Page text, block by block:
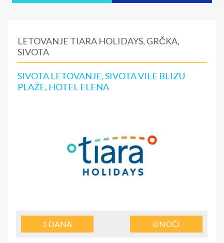
LETOVANJE TIARA HOLIDAYS, GRČKA,
SIVOTA
SIVOTA LETOVANJE, SIVOTA VILE BLIZU
PLAŽE, HOTEL ELENA
1 DANA 0NOĆI